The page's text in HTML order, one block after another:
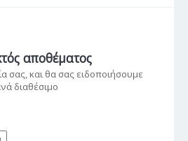
αποθέματος
σας, και θα σας ειδοποιήσουμε
διαθέσιμο